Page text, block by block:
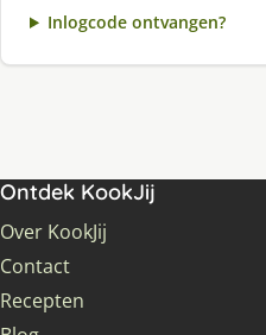
Inlogcode ontvangen?
Ontdek KookJij
Over KookJij
Contact
Recepten